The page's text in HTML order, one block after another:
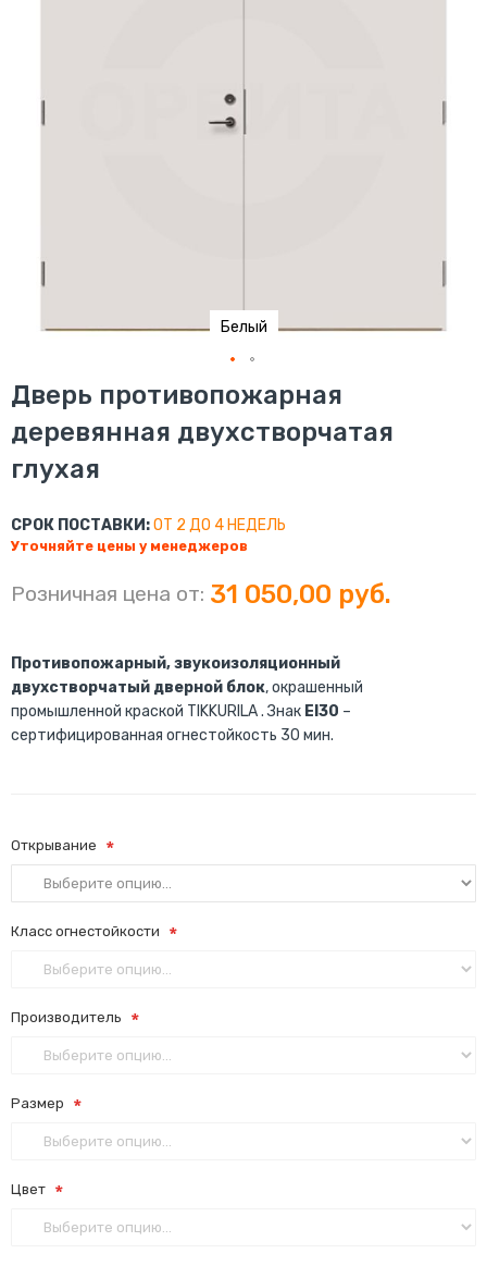
Белый
Перейти
к
началу
галереи
изображений
Дверь противопожарная
деревянная двухстворчатая
глухая
СРОК ПОСТАВКИ:ОТ 2 ДО 4 НЕДЕЛЬ
Уточняйте цены у менеджеров
Розничная цена от: 31 050,00 руб.
Противопожарный, звукоизоляционный
двухстворчатый дверной блок, окрашенный
промышленной краской TIKKURILA . Знак EI30 –
сертифицированная огнестойкость 30 мин.
Открывание
Класс огнестойкости
Производитель
Размер
Цвет